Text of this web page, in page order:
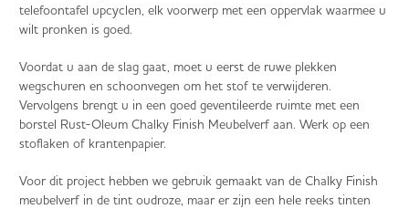
telefoontafel upcyclen, elk voorwerp met een oppervlak waarmee u
wilt pronken is goed.
Voordat u aan de slag gaat, moet u eerst de ruwe plekken
wegschuren en schoonvegen om het stof te verwijderen.
Vervolgens brengt u in een goed geventileerde ruimte met een
borstel Rust-Oleum Chalky Finish Meubelverf aan. Werk op een
stoflaken of krantenpapier.
Voor dit project hebben we gebruik gemaakt van de Chalky Finish
meubelverf in de tint oudroze, maar er zijn een hele reeks tinten